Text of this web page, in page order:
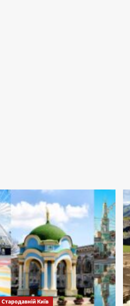
Стародавній Київ